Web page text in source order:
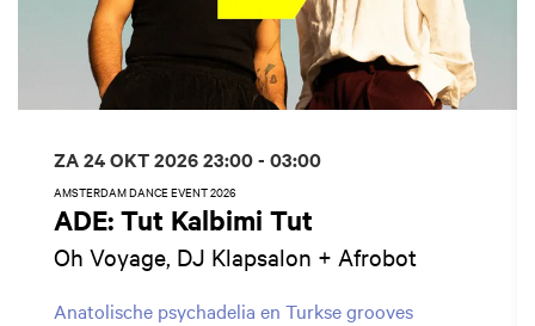
ADE: Tut Kalbimi Tut
Oh Voyage, DJ Klapsalon + Afrobot
AMSTERDAM DANCE EVENT 2026
Anatolische psychadelia en Turkse grooves
ZA 24 OKT 202623:00 - 03:00